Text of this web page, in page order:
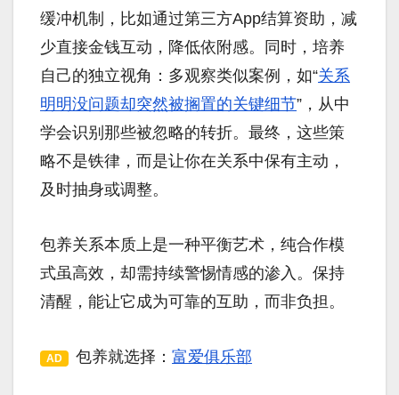
缓冲机制，比如通过第三方App结算资助，减
少直接金钱互动，降低依附感。同时，培养
自己的独立视角：多观察类似案例，如“关系
明明没问题却突然被搁置的关键细节”，从中
学会识别那些被忽略的转折。最终，这些策
略不是铁律，而是让你在关系中保有主动，
及时抽身或调整。
包养关系本质上是一种平衡艺术，纯合作模
式虽高效，却需持续警惕情感的渗入。保持
清醒，能让它成为可靠的互助，而非负担。
AD 包养就选择： 富爱俱乐部